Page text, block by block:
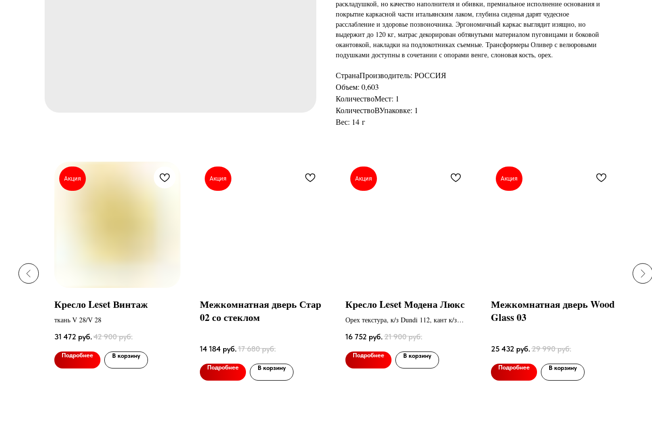
раскладушкой, но качество наполнителя и обивки, премиальное исполнение основания и
покрытие каркасной части итальянским лаком, глубина сиденья дарят чудесное
расслабление и здоровье позвоночника. Эргономичный каркас выглядит изящно, но
выдержит до 120 кг, матрас декорирован обтянутыми материалом пуговицами и боковой
окантовкой, накладки на подлокотниках съемные. Трансформеры Оливер с велюровыми
подушками доступны в сочетании с опорами венге, слоновая кость, орех.
СтранаПроизводитель: РОССИЯ
Объем: 0,603
КоличествоМест: 1
КоличествоВУпаковке: 1
Вес: 14 г
Акция
Кресло Leset Винтаж
ткань V 28/V 28
31 472 руб. 42 900 руб.
Подробнее В корзину
Акция
Межкомнатная дверь Стар
02 со стеклом
14 184 руб. 17 680 руб.
Подробнее В корзину
Акция
Кресло Leset Модена Люкс
Орех текстура, к/з Dundi 112, кант к/з
16 752 руб. 21 900 руб.
Подробнее В корзину
Акция
Межкомнатная дверь Wood
Glass 03
25 432 руб. 29 990 руб.
Подробнее В корзину